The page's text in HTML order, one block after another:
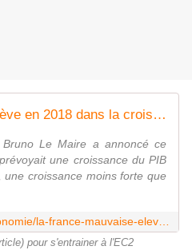
La France, mauvaise élève en 2018 dans la croissance européenne
Le Maire a annoncé ce
une croissance du PIB
croissance moins forte que
pour s'entrainer à l'EC2